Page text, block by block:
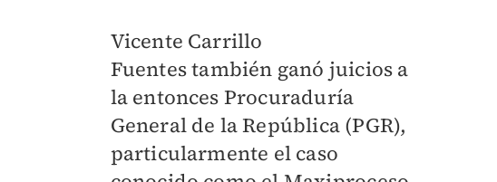
Vicente Carrillo
Fuentestambién ganó juicios a
la entonces Procuraduría
General de la República (PGR),
particularmente el caso